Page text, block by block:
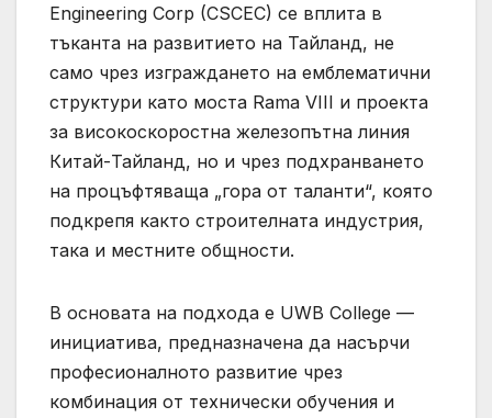
Engineering Corp (CSCEC) се вплита в
тъканта на развитието на Тайланд, не
само чрез изграждането на емблематични
структури като моста Rama VIII и проекта
за високоскоростна железопътна линия
Китай-Тайланд, но и чрез подхранването
на процъфтяваща „гора от таланти“, която
подкрепя както строителната индустрия,
така и местните общности.
В основата на подхода е UWB College —
инициатива, предназначена да насърчи
професионалното развитие чрез
комбинация от технически обучения и